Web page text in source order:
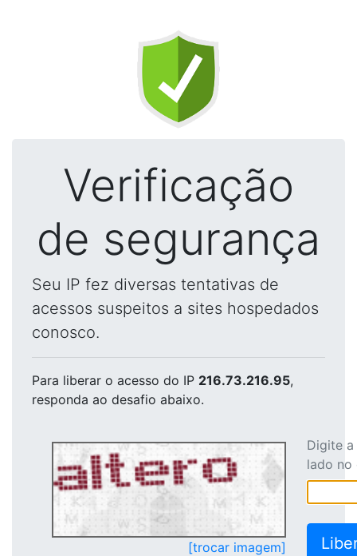
Verificação
de segurança
Seu IP fez diversas tentativas de
acessos suspeitos a sites hospedados
conosco.
Para liberar o acesso do IP 216.73.216.95,
responda ao desafio abaixo.
[trocar imagem]
Digite
lado no